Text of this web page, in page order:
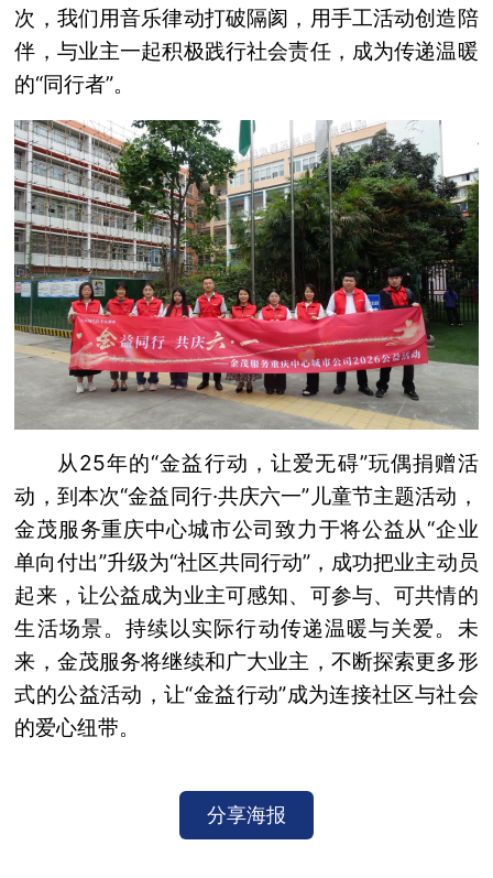
次，我们用音乐律动打破隔阂，用手工活动创造陪
伴，与业主一起积极践行社会责任，成为传递温暖
的“同行者”。
从25年的“金益行动，让爱无碍”玩偶捐赠活
动，到本次“金益同行·共庆六一”儿童节主题活动，
金茂服务重庆中心城市公司致力于将公益从“企业
单向付出”升级为“社区共同行动”，成功把业主动员
起来，让公益成为业主可感知、可参与、可共情的
生活场景。持续以实际行动传递温暖与关爱。未
来，金茂服务将继续和广大业主，不断探索更多形
式的公益活动，让“金益行动”成为连接社区与社会
的爱心纽带。
分享海报